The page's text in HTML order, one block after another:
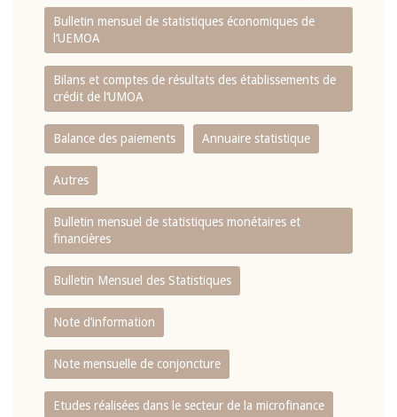
Bulletin mensuel de statistiques économiques de
l‘UEMOA
Bilans et comptes de résultats des établissements de
crédit de l‘UMOA
Balance des paiements Annuaire statistique
Autres
Bulletin mensuel de statistiques monétaires et
financières
Bulletin Mensuel des Statistiques
Note d’information
Note mensuelle de conjoncture
Etudes réalisées dans le secteur de la microfinance